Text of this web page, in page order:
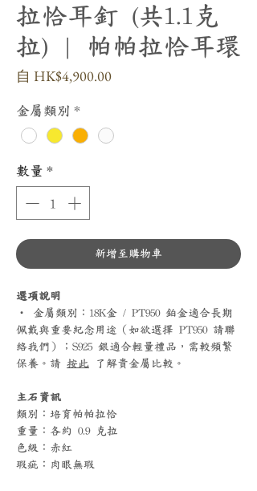
拉恰耳釘 (共1.1克
拉) | 帕帕拉恰耳環
自 HK$4,900.00促
格
金屬類別 *
數量 *
新增至購物車
選項說明
‧ 金屬類別：18K金 / PT950 鉑金適合長期
佩戴與重要紀念用途（如欲選擇 PT950 請聯
絡我們）；S925 銀適合輕量禮品，需較頻繁
保養。請 按此 了解貴金屬比較。
主石資訊
類別：培育帕帕拉恰
重量：各約 0.9 克拉
色級：赤紅
瑕疵：肉眼無瑕